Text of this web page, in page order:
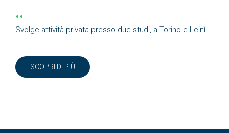
Svolge attività privata presso due studi, a Torino e Leinì.
SCOPRI DI PIÙ